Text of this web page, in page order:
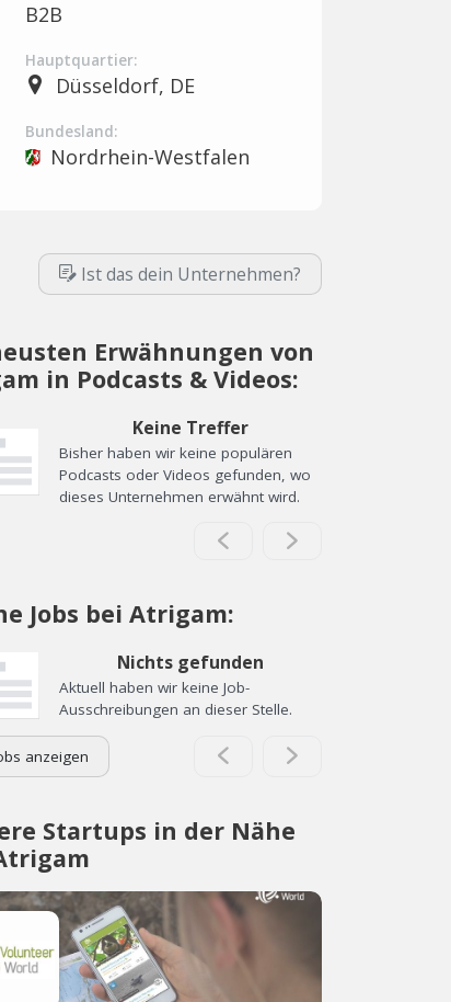
B2B
Hauptquartier:
Düsseldorf, DE
Bundesland:
Nordrhein-Westfalen
Ist das dein Unternehmen?
Erwähnungen von
in Podcasts & Videos:
Keine Treffer
Bisher haben wir keine populären
Podcasts oder Videos gefunden, wo
dieses Unternehmen erwähnt wird.
Jobs bei Atrigam:
Nichts gefunden
Aktuell haben wir keine Job-
Ausschreibungen an dieser Stelle.
anzeigen
Startups in der Nähe